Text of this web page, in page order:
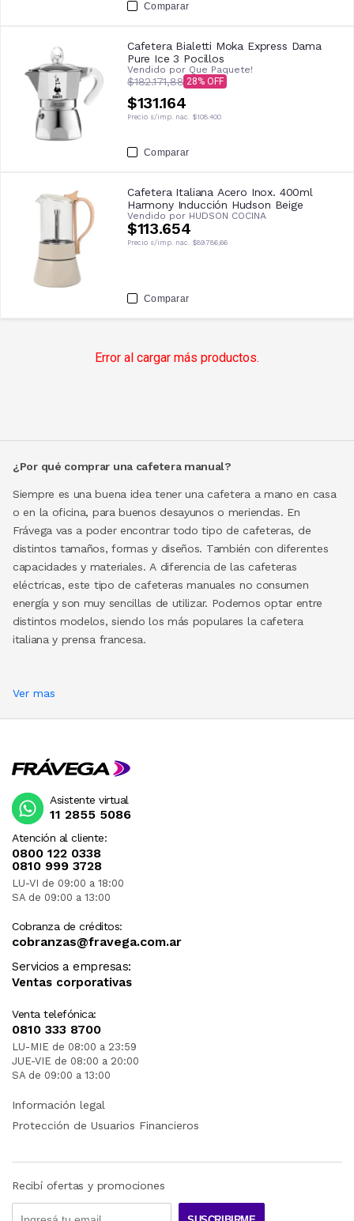
Comparar
Cafetera Bialetti Moka Express Dama
Pure Ice 3 Pocillos
Vendido por Que Paquete!
$182.171,88 28
$131.164
Precio s/imp. nac. $108.400
Comparar
Cafetera Italiana Acero Inox. 400ml
Harmony Inducción Hudson Beige
Vendido por HUDSON COCINA
$113.654
Precio s/imp. nac. $89.786,66
Comparar
Error al cargar más productos.
¿Por qué comprar una cafetera manual?
Siempre es una buena idea tener una cafetera a mano en casa
o en la oficina, para buenos desayunos o meriendas. En
Frávega vas a poder encontrar todo tipo de cafeteras, de
distintos tamaños, formas y diseños. También con diferentes
capacidades y materiales. A diferencia de las cafeteras
eléctricas, este tipo de cafeteras manuales no consumen
energía y son muy sencillas de utilizar. Podemos optar entre
distintos modelos, siendo los más populares la cafetera
italianay prensa francesa.
Ver mas
Atención al cliente:
0800 122 0338
0810 999 3728
LU-VI de 09:00 a 18:00
SA de 09:00 a 13:00
Cobranza de créditos:
cobranzas@fravega.com.ar
Servicios a empresas:
Ventas corporativas
Venta telefónica:
0810 333 8700
LU-MIE de 08:00 a 23:59
JUE-VIE de 08:00 a 20:00
SA de 09:00 a 13:00
Asistente virtual
11 2855 5086
Información legal
Protección de Usuarios Financieros
Recibí ofertas y promociones